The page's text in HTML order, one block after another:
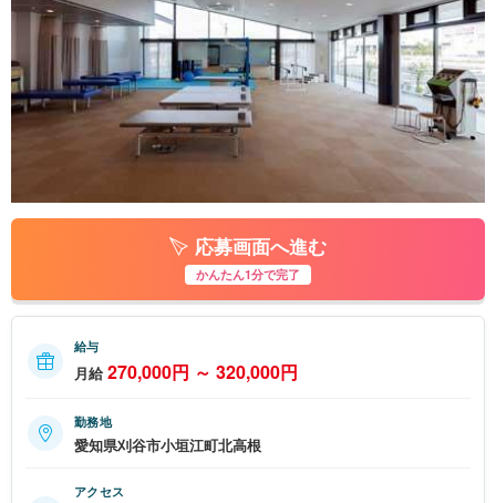
応募画面へ進む
かんたん1分で完了
給与
月給270,000円 ～ 320,000円
勤務地
愛知県刈谷市小垣江町北高根
アクセス